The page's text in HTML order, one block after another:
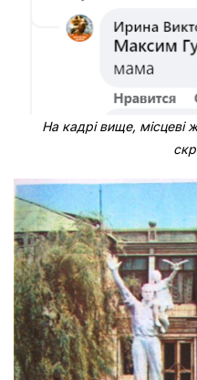
На кадрі вище, місцеві